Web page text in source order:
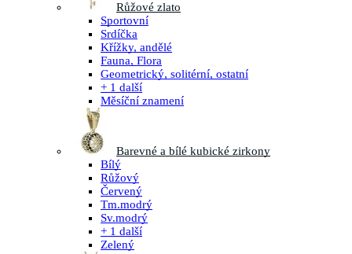
Růžové zlato
Sportovní
Srdíčka
Křížky, andělé
Fauna, Flora
Geometrický, solitérní, ostatní
+ 1 další
Měsíční znamení
Barevné a bílé kubické zirkony
Bílý
Růžový
Červený
Tm.modrý
Sv.modrý
+ 1 další
Zelený